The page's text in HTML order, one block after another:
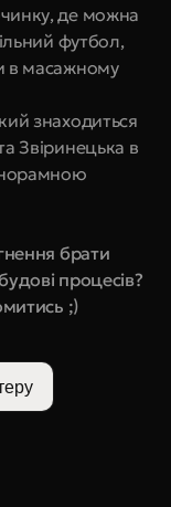
де можна
футбол,
в масажному
знаходиться
Звіринецька в
брати
процесів?
;)